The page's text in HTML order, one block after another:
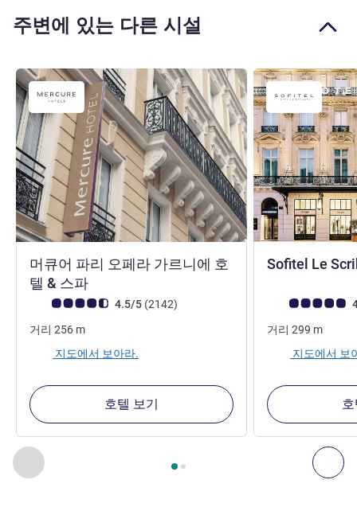
주변에 있는 다른 시설
이전 - 주변에 있는 다른 시설 다
2/ 페이지 , 주변에 있는 다른 시설 1 :, 주변에 있는 다른 시
머큐어 파리 오페라 가르니에 호
텔 & 스파
고객 평점 (ALL 평가)
4.5/5 (2142리뷰
)
거리 256 m
지도에서 보아라.
호텔 보기
Sofitel Le
고객 평점 (ALL 평
거리 299 m
지도에서 보